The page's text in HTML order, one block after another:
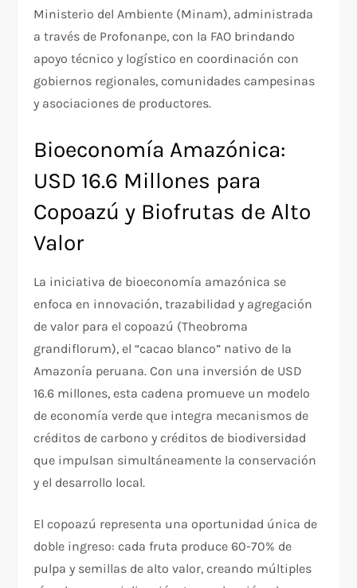
Ministerio del Ambiente (Minam), administrada
a través de Profonanpe, con la FAO brindando
apoyo técnico y logístico en coordinación con
gobiernos regionales, comunidades campesinas
y asociaciones de productores.
Bioeconomía Amazónica:
USD 16.6 Millones para
Copoazú y Biofrutas de Alto
Valor
La iniciativa de bioeconomía amazónica se
enfoca en innovación, trazabilidad y agregación
de valor para el copoazú (Theobroma
grandiflorum), el “cacao blanco” nativo de la
Amazonía peruana. Con una inversión de USD
16.6 millones, esta cadena promueve un modelo
de economía verde que integra mecanismos de
créditos de carbono y créditos de biodiversidad
que impulsan simultáneamente la conservación
y el desarrollo local.
El copoazú representa una oportunidad única de
doble ingreso: cada fruta produce 60-70% de
pulpa y semillas de alto valor, creando múltiples